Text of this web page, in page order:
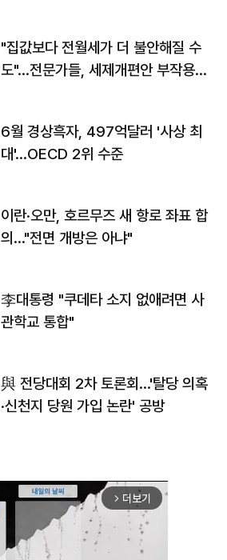
"집값보다 전월세가 더 불안해질 수
도"…전문가들, 세제개편안 부작용
6월 경상흑자, 497억달러 '사상 최
대'…OECD 2위 수준
이란·오만, 호르무즈 새 항로 좌표 합
의…"전면 개방은 아냐"
李대통령 "쿠데타 소지 없애려면 사
관학교 통합"
與 전당대회 2차 토론회…'탈당 의혹
·신천지 당원 가입 논란' 공방
arrow_forward_ios 더보기